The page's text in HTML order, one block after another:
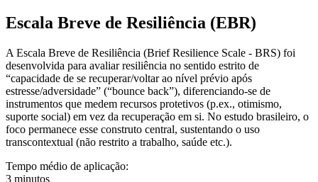
Escala Breve de Resiliência (EBR)
A Escala Breve de Resiliência (Brief Resilience Scale - BRS) foi
desenvolvida para avaliar resiliência no sentido estrito de
“capacidade de se recuperar/voltar ao nível prévio após
estresse/adversidade” (“bounce back”), diferenciando-se de
instrumentos que medem recursos protetivos (p.ex., otimismo,
suporte social) em vez da recuperação em si. No estudo brasileiro, o
foco permanece esse construto central, sustentando o uso
transcontextual (não restrito a trabalho, saúde etc.).
Tempo médio de aplicação:
3 minutos